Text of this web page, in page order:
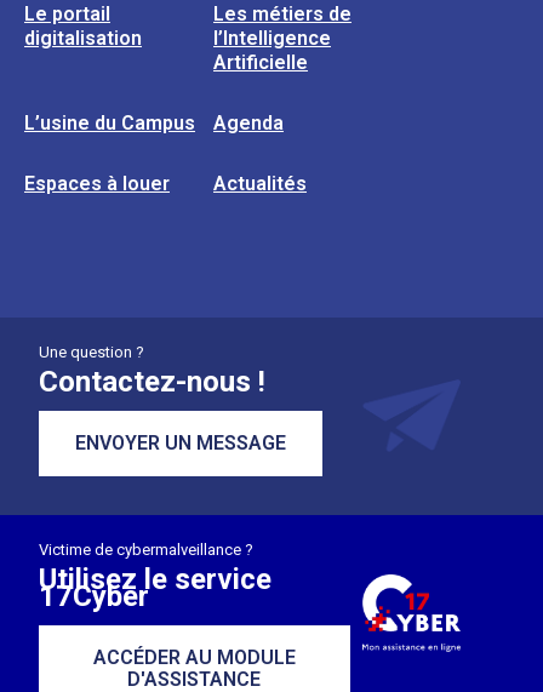
Le portail
digitalisation
Les métiers de
l’Intelligence
Artificielle
L’usine du Campus Agenda
Espaces à louer Actualités
Une question ?
Contactez-nous !
ENVOYER UN MESSAGE
Victime de cybermalveillance ?
Utilisez le service
17Cyber
ACCÉDER AU MODULE
D'ASSISTANCE